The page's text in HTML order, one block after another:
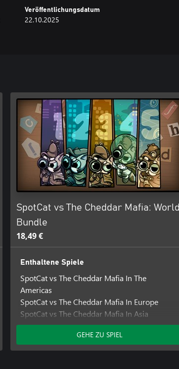
Veröffentlichungsdatum
22.10.2025
SpotCat vs The Cheddar Mafia: World
Bundle
18,49 €
Enthaltene Spiele
SpotCat vs The Cheddar Mafia In The
Americas
SpotCat vs The Cheddar Mafia In Europe
SpotCat vs The Cheddar Mafia In Asia
SpotCat vs The Cheddar Mafia In Space
SpotCat vs The Cheddar Mafia Back To Past
GEHE ZU SPIEL